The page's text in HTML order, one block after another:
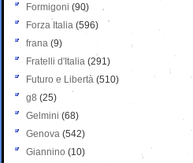
Formigoni (90)
Forza Italia (596)
frana (9)
Fratelli d'Italia (291)
Futuro e Libertà (510)
g8 (25)
Gelmini (68)
Genova (542)
Giannino (10)